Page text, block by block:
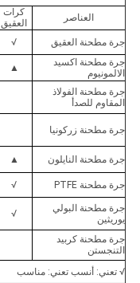
العناصر
كرات
العقيق
جرة مطحنة العقيق
√
جرة مطحنة اكسيد
الالمونيوم
▲
جرة مطحنة الفولاذ
المقاوم للصدأ
جرة مطحنة زركونيا
جرة مطحنة النايلون ▲
جرة مطحنة PTFE √
جرة مطحنة البولي
يوريثين
√
جرة مطحنة كربيد
التنجستن
√ تعني: أنسب تعني: مناسب